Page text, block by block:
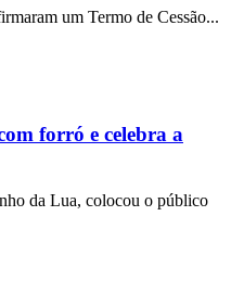
um Termo de Cessão...
forró e celebra a
da Lua, colocou o público